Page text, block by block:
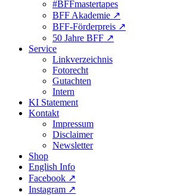
#BFFmastertapes
BFF Akademie ↗︎
BFF-Förderpreis ↗︎
50 Jahre BFF ↗︎
Service
Linkverzeichnis
Fotorecht
Gutachten
Intern
KI Statement
Kontakt
Impressum
Disclaimer
Newsletter
Shop
English Info
Facebook ↗︎
Instagram ↗︎